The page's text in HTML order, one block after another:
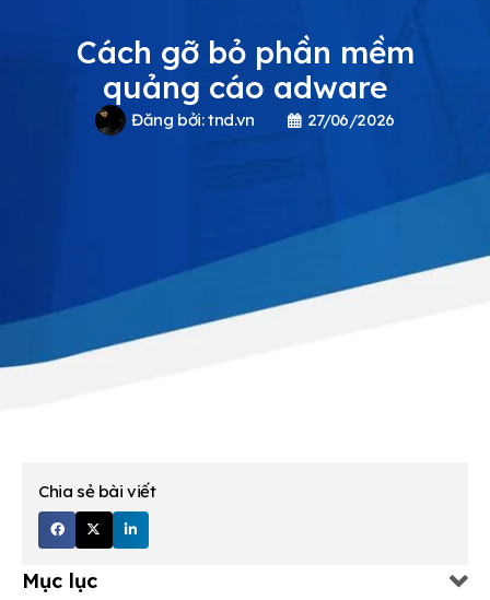
Cách gỡ bỏ phần mềm
quảng cáo adware
Đăng bởi:tnd.vn 27/06/2026
Chia sẻ bài viết
Mục lục